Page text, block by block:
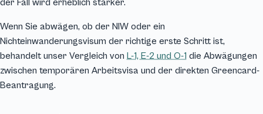
der Fall wird erheblich stärker.
Wenn Sie abwägen, ob der NIW oder ein
Nichteinwanderungsvisum der richtige erste Schritt ist,
behandelt unser Vergleich von L-1, E-2 und O-1 die Abwägungen
zwischen temporären Arbeitsvisa und der direkten Greencard-
Beantragung.